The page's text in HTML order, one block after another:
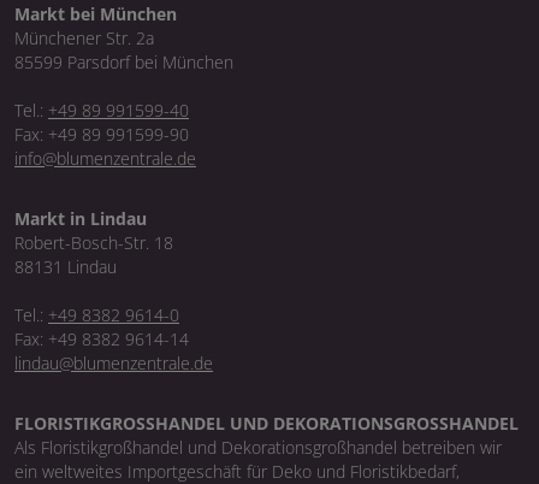
Markt bei München
Münchener Str. 2a
85599 Parsdorf bei München
Tel.: +49 89 991599-40
Fax: +49 89 991599-90
info@blumenzentrale.de
Markt in Lindau
Robert-Bosch-Str. 18
88131 Lindau
Tel.: +49 8382 9614-0
Fax: +49 8382 9614-14
lindau@blumenzentrale.de
FLORISTIKGROSSHANDEL UND DEKORATIONSGROSSHANDEL
Als Floristikgroßhandel und Dekorationsgroßhandel betreiben wir
ein weltweites Importgeschäft für Deko und Floristikbedarf,